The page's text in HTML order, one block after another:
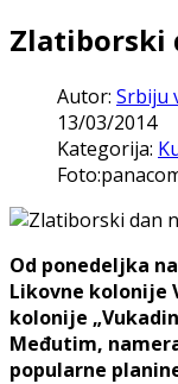
Zlatiborski
Autor: Srbiju
13/03/2014
Kategorija:
Od ponedeljka
Likovne kolonije
kolonije
Međutim,
popularne